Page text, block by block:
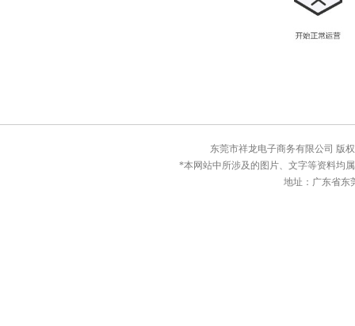
东莞市祥龙电子商务有限公司 版
*本网站中所涉及的图片、文字等资料均
地址：广东省东